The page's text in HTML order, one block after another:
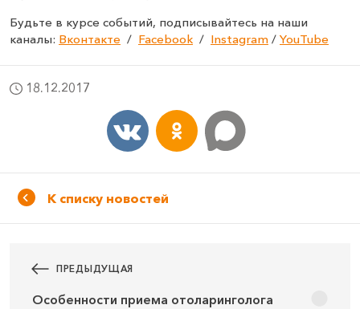
Будьте в курсе событий, подписывайтесь на наши
каналы: Вконтакте / Facebook / Instagram / YouTube
18.12.2017
К списку новостей
ПРЕДЫДУЩАЯ
Особенности приема отоларинголога